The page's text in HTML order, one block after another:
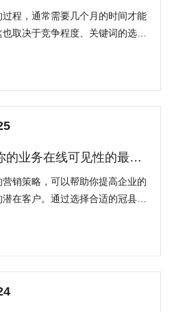
程，通常需要几个月的时间才能
取决于竞争程度、关键词的选择
的业务在线可见性的最佳
销策略，可以帮助你提高企业的
在客户。通过选择合适的冠县网
。